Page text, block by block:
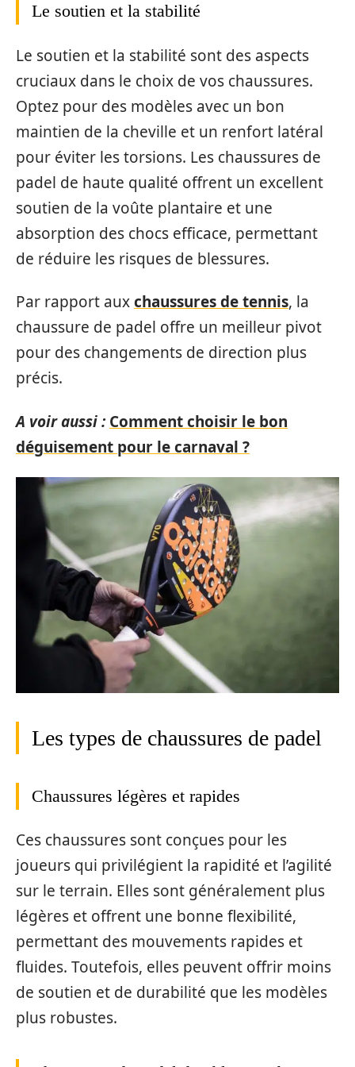
Le soutien et la stabilité
Le soutien et la stabilité sont des aspects
cruciaux dans le choix de vos chaussures.
Optez pour des modèles avec un bon
maintien de la cheville et un renfort latéral
pour éviter les torsions. Les chaussures de
padel de haute qualité offrent un excellent
soutien de la voûte plantaire et une
absorption des chocs efficace, permettant
de réduire les risques de blessures.
Par rapport auxchaussures de tennis, la
chaussure de padel offre un meilleur pivot
pour des changements de direction plus
précis.
A voir aussi : Comment choisir le bon
déguisement pour le carnaval ?
Les types de chaussures de padel
Chaussures légères et rapides
Ces chaussures sont conçues pour les
joueurs qui privilégient la rapidité et l’agilité
sur le terrain. Elles sont généralement plus
légères et offrent une bonne flexibilité,
permettant des mouvements rapides et
fluides. Toutefois, elles peuvent offrir moins
de soutien et de durabilité que les modèles
plus robustes.